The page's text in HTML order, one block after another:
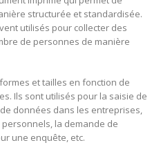
structurée et standardisée.
utilisés pour collecter des
de personnes de manière
et tailles en fonction de
Ils sont utilisés pour la saisie de
données dans les entreprises,
la demande de
une enquête, etc.